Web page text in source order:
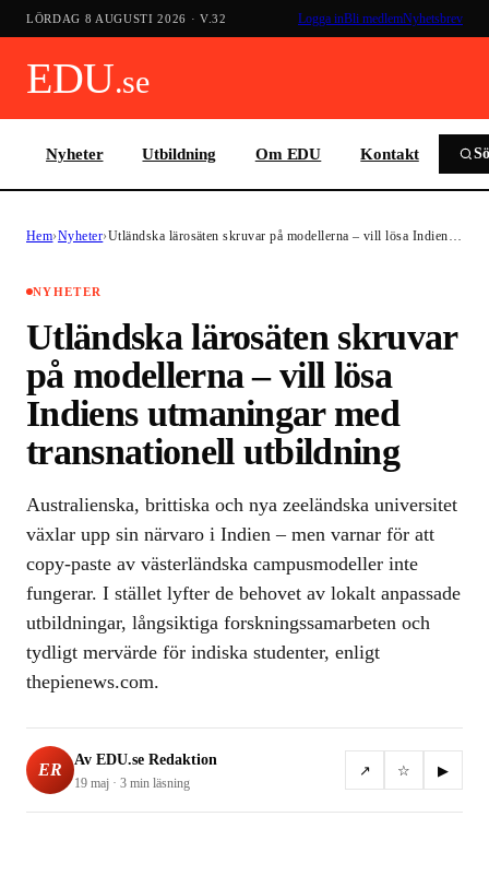
LÖRDAG 8 AUGUSTI 2026 · V.32 Logga inBli medlemNyhetsbrev
EDU.se
Nyheter Utbildning Om EDU Kontakt
Hem›Nyheter›Utländska lärosäten skruvar på modellerna – vill lösa Indien…
NYHETER
Utländska lärosäten skruvar
på modellerna – vill lösa
Indiens utmaningar med
transnationell utbildning
Australienska, brittiska och nya zeeländska universitet
växlar upp sin närvaro i Indien – men varnar för att
copy-paste av västerländska campusmodeller inte
fungerar. I stället lyfter de behovet av lokalt anpassade
utbildningar, långsiktiga forskningssamarbeten och
tydligt mervärde för indiska studenter, enligt
thepienews.com.
ER
Av EDU.se Redaktion
19 maj · 3 min läsning
↗ ☆ ▶